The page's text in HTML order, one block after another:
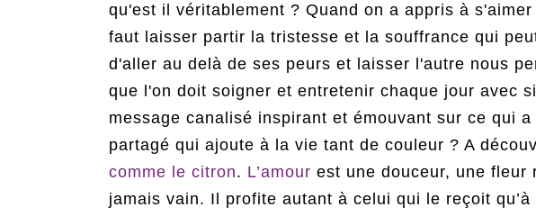
qu'est il véritablement ? Quand on a appris à
faut laisser partir la tristesse et la souffrance qui
d'aller au delà de ses peurs et laisser l'autre nous
que l'on doit soigner et entretenir chaque jour avec
message canalisé inspirant et émouvant sur ce qui
partagé qui ajoute à la vie tant de couleur ? A
comme le citron. L’amour est une douceur, une fleur
jamais vain. Il profite autant à celui qui le reçoit